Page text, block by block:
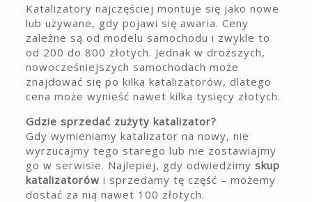
Katalizatory najczęściej montuje się jako nowe
lub używane, gdy pojawi się awaria. Ceny
zależne są od modelu samochodu i zwykle to
od 200 do 800 złotych. Jednak w droższych,
nowocześniejszych samochodach może
znajdować się po kilka katalizatorów, dlatego
cena może wynieść nawet kilka tysięcy złotych.
Gdzie sprzedać zużyty katalizator?
Gdy wymieniamy katalizator na nowy, nie
wyrzucajmy tego starego lub nie zostawiajmy
go w serwisie. Najlepiej, gdy odwiedzimy skup
katalizatorów i sprzedamy tę część – możemy
dostać za nią nawet 100 złotych.